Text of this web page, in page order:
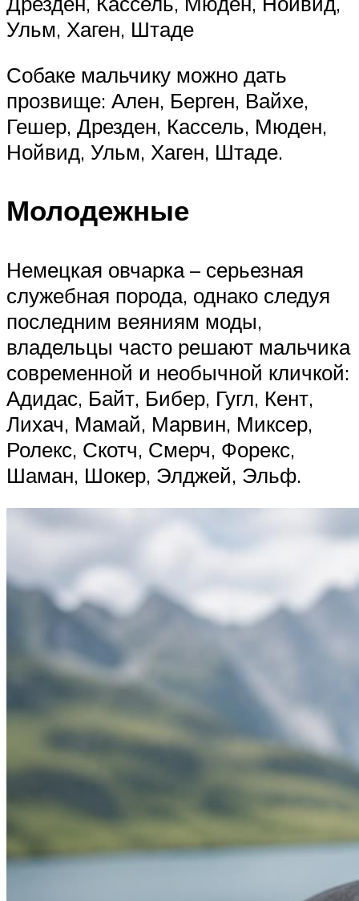
Ульм, Хаген, Штаде
Собаке мальчику можно дать
прозвище: Ален, Берген, Вайхе,
Гешер, Дрезден, Кассель, Мюден,
Нойвид, Ульм, Хаген, Штаде.
Молодежные
Немецкая овчарка – серьезная
служебная порода, однако следуя
последним веяниям моды,
владельцы часто решают мальчика
современной и необычной кличкой:
Адидас, Байт, Бибер, Гугл, Кент,
Лихач, Мамай, Марвин, Миксер,
Ролекс, Скотч, Смерч, Форекс,
Шаман, Шокер, Элджей, Эльф.